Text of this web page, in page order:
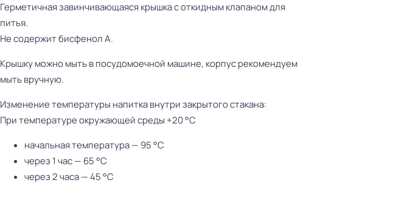
Герметичная завинчивающаяся крышка с откидным клапаном для
питья.
Не содержит бисфенол А.
Крышку можно мыть в посудомоечной машине, корпус рекомендуем
мыть вручную.
Изменение температуры напитка внутри закрытого стакана:
При температуре окружающей среды +20 °С
начальная температура — 95 °С
через 1 час — 65 °С
через 2 часа — 45 °С